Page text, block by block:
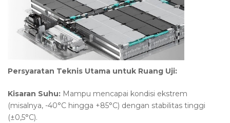
Persyaratan Teknis Utama untuk Ruang Uji:
Kisaran Suhu: Mampu mencapai kondisi ekstrem
(misalnya, -40°C hingga +85°C) dengan stabilitas tinggi
(±0,5°C).